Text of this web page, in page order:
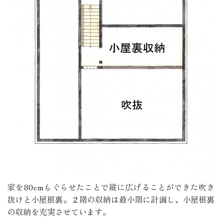
家を80cmもぐらせたことで縦に広げることができた吹き
抜けと小屋根裏。２階の収納は最小限に計画し、小屋根裏
の収納を充実させています。